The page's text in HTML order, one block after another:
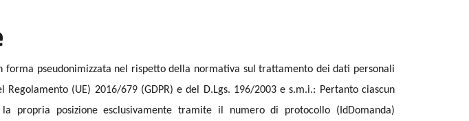
forma pseudonimizzata nel rispetto della normativa sul trattamento dei dati personali
(UE) 2016/679 (GDPR) e del D.Lgs. 196/2003 e s.m.i.: Pertanto ciascun
propria posizione esclusivamente tramite il numero di protocollo (IdDomanda)